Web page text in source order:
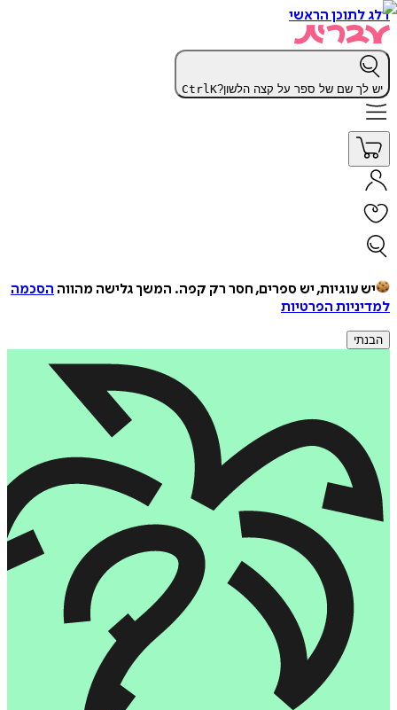
דלג לתוכן הראשי
יש לך שם של ספר על קצה הלשון? CtrlK
יש עוגיות, יש ספרים, חסר רק קפה. המשך גלישה מהווה הסכמה
למדיניות הפרטיות
הבנתי